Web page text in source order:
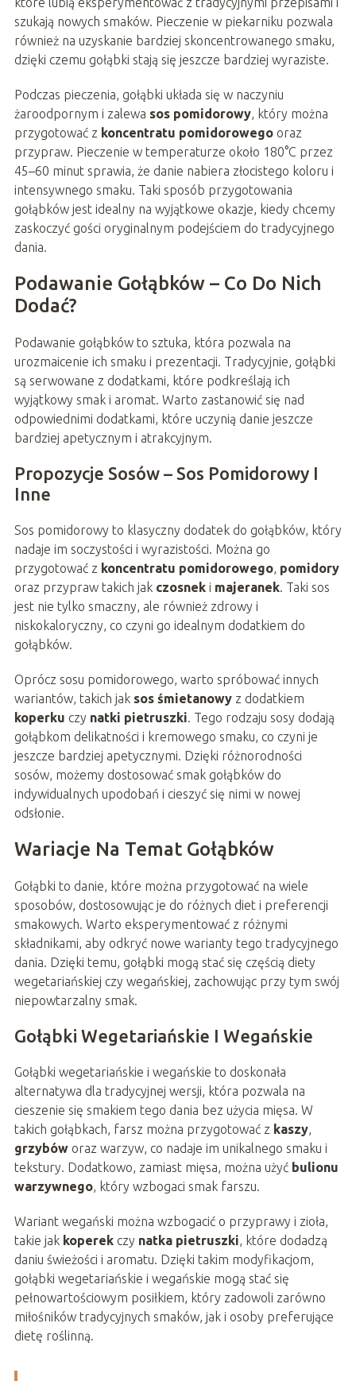
szukają nowych smaków. Pieczenie w piekarniku pozwala
również na uzyskanie bardziej skoncentrowanego smaku,
dzięki czemu gołąbki stają się jeszcze bardziej wyraziste.
Podczas pieczenia, gołąbki układa się w naczyniu
żaroodpornym i zalewa sos pomidorowy, który można
przygotować z koncentratu pomidorowegooraz
przypraw. Pieczenie w temperaturze około 180°C przez
45–60 minut sprawia, że danie nabiera złocistego koloru i
intensywnego smaku. Taki sposób przygotowania
gołąbków jest idealny na wyjątkowe okazje, kiedy chcemy
zaskoczyć gości oryginalnym podejściem do tradycyjnego
dania.
Podawanie Gołąbków – Co Do Nich
Dodać?
Podawanie gołąbków to sztuka, która pozwala na
urozmaicenie ich smaku i prezentacji. Tradycyjnie, gołąbki
są serwowane z dodatkami, które podkreślają ich
wyjątkowy smak i aromat. Warto zastanowić się nad
odpowiednimi dodatkami, które uczynią danie jeszcze
bardziej apetycznym i atrakcyjnym.
Propozycje Sosów – Sos Pomidorowy I
Inne
Sos pomidorowy to klasyczny dodatek do gołąbków, który
nadaje im soczystości i wyrazistości. Można go
przygotować z koncentratu pomidorowego, pomidory
oraz przypraw takich jak czosneki majeranek. Taki sos
jest nie tylko smaczny, ale również zdrowy i
niskokaloryczny, co czyni go idealnym dodatkiem do
gołąbków.
Oprócz sosu pomidorowego, warto spróbować innych
wariantów, takich jak sos śmietanowyz dodatkiem
koperku czy natki pietruszki. Tego rodzaju sosy dodają
gołąbkom delikatności i kremowego smaku, co czyni je
jeszcze bardziej apetycznymi. Dzięki różnorodności
sosów, możemy dostosować smak gołąbków do
indywidualnych upodobań i cieszyć się nimi w nowej
odsłonie.
Wariacje Na Temat Gołąbków
Gołąbki to danie, które można przygotować na wiele
sposobów, dostosowując je do różnych diet i preferencji
smakowych. Warto eksperymentować z różnymi
składnikami, aby odkryć nowe warianty tego tradycyjnego
dania. Dzięki temu, gołąbki mogą stać się częścią diety
wegetariańskiej czy wegańskiej, zachowując przy tym swój
niepowtarzalny smak.
Gołąbki Wegetariańskie I Wegańskie
Gołąbki wegetariańskie i wegańskie to doskonała
alternatywa dla tradycyjnej wersji, która pozwala na
cieszenie się smakiem tego dania bez użycia mięsa. W
takich gołąbkach, farsz można przygotować z kaszy,
grzybóworaz warzyw, co nadaje im unikalnego smaku i
tekstury. Dodatkowo, zamiast mięsa, można użyć bulionu
warzywnego, który wzbogaci smak farszu.
Wariant wegański można wzbogacić o przyprawy i zioła,
takie jak koperekczy natka pietruszki, które dodadzą
daniu świeżości i aromatu. Dzięki takim modyfikacjom,
gołąbki wegetariańskie i wegańskie mogą stać się
pełnowartościowym posiłkiem, który zadowoli zarówno
miłośników tradycyjnych smaków, jak i osoby preferujące
dietę roślinną.